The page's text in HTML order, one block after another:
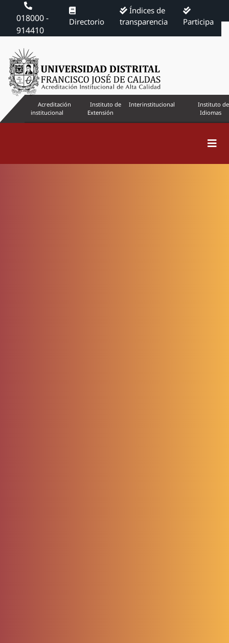
018000 -
914410
Directorio
Índices de
transparencia
Participa
Acreditación
institucional
Instituto de
Extensión
Interinstitucional
Instituto de
Idiomas